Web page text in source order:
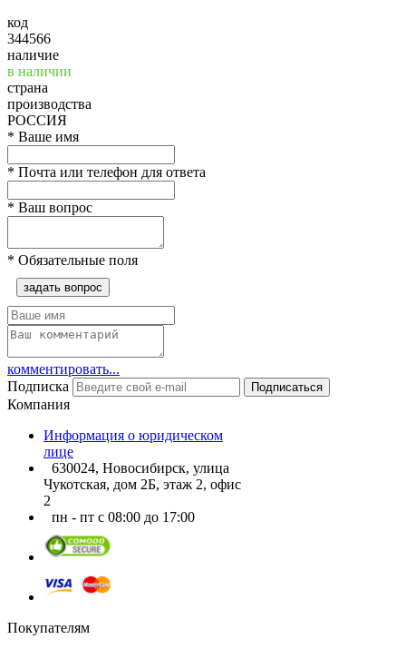
код
344566
наличие
в наличии
страна
производства
РОССИЯ
* Ваше имя
* Почта или телефон для ответа
* Ваш вопрос
* Обязательные поля
задать вопрос
комментировать...
Подписка
Подписаться
Компания
Информация о юридическом
лице
630024, Новосибирск, улица
Чукотская, дом 2Б, этаж 2, офис
2
пн - пт с 08:00 до 17:00
Покупателям